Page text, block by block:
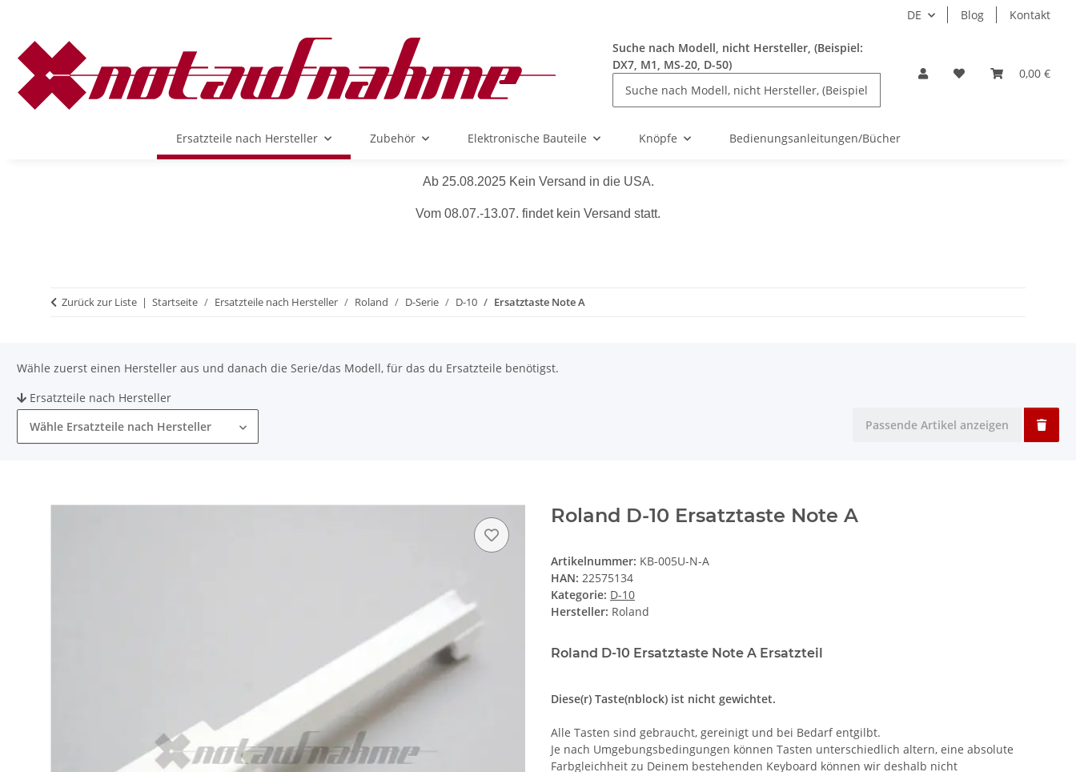
DE Blog Kontakt
Suche nach Modell, nicht Hersteller, (Beispiel:
DX7, M1, MS-20, D-50)
0,00 €
Ersatzteile nach Hersteller Zubehör Elektronische Bauteile Knöpfe Bedienungsanleitungen/Bücher
Ab 25.08.2025 Kein Versand in die USA.
Vom 08.07.-13.07. findet kein Versand statt.
Zurück zur Liste Startseite Ersatzteile nach Hersteller Roland D-Serie D-10 Ersatztaste Note A
Wähle zuerst einen Hersteller aus und danach die Serie/das Modell, für das du Ersatzteile benötigst.
Ersatzteile nach Hersteller
Wähle Ersatzteile nach Hersteller
Passende Artikel anzeigen
Roland D-10 Ersatztaste Note A
Artikelnummer: KB-005U-N-A
HAN: 22575134
Kategorie: D-10
Hersteller: Roland
Roland D-10 Ersatztaste Note A Ersatzteil
Diese(r) Taste(nblock) ist nicht gewichtet.
Alle Tasten sind gebraucht, gereinigt und bei Bedarf entgilbt.
Je nach Umgebungsbedingungen können Tasten unterschiedlich altern, eine absolute
Farbgleichheit zu Deinem bestehenden Keyboard können wir deshalb nicht